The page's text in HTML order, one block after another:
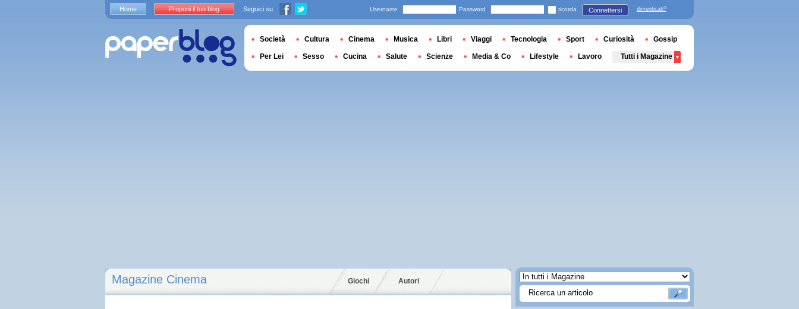
Magazine Cinema Giochi Autori
Home Proponi il tuo blog Seguici su Username Password ricorda Connettersi dimenticati?
Società Cultura Cinema Musica Libri Viaggi Tecnologia Sport Curiosità Gossip
Per Lei Sesso Cucina Salute Scienze Media & Co Lifestyle Lavoro Tutti i Magazine